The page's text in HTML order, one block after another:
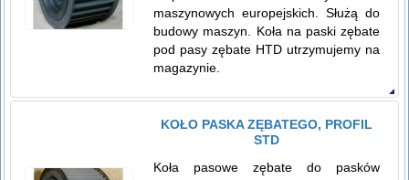
maszynowych europejskich. Służą do
budowy maszyn. Koła na paski zębate
pod pasy zębate HTD utrzymujemy na
magazynie.
KOŁO PASKA ZĘBATEGO, PROFIL
STD
Koła pasowe zębate do pasków